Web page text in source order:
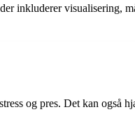
inkluderer visualisering,
og pres. Det kan